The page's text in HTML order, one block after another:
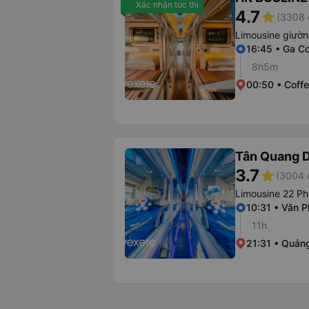
Xác nhận tức thì
4.7star (3308
Limousine
16:45 • Ga
8h5m
00:50 •
Tân Quang
3.7star (3004
Limousine 22
10:31 • Văn
11h
21:31 •